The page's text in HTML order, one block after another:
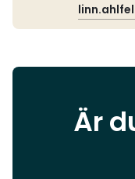
Är